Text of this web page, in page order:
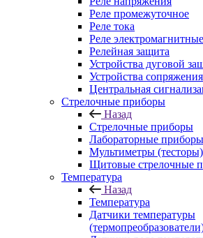
Реле промежуточное
Реле тока
Реле электромагнитные
Релейная защита
Устройства дуговой
Устройства сопряжения
Центральная
Стрелочные приборы
Назад
Стрелочные приборы
Лабораторные приборы
Мультиметры (тесторы)
Щитовые стрелочные
Температура
Назад
Температура
Датчики температуры